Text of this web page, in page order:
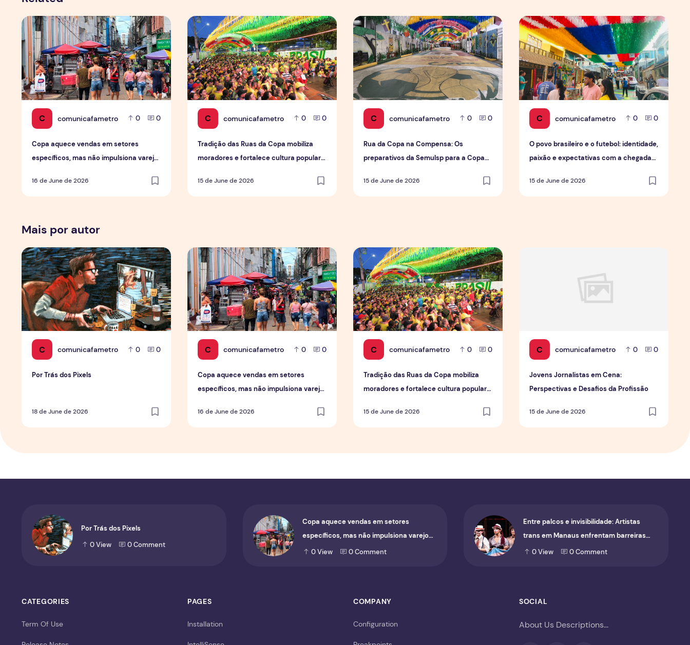
C comunicafametro 0 0
Copa aquece vendas em setores
específicos, mas não impulsiona varejo
16 de June de 2026
Copa aquece vendas em setores específicos, mas não impulsiona varejo de forma geral
C comunicafametro 0 0
Tradição das Ruas da Copa mobiliza
moradores e fortalece cultura popular
15 de June de 2026
Tradição das Ruas da Copa mobiliza moradores e fortalece cultura popular em Manaus
C comunicafametro 0 0
Rua da Copa na Compensa: Os
preparativos da Semulsp para a Copa
15 de June de 2026
Rua da Copa na Compensa: Os preparativos da Semulsp para a Copa do Mundo
C comunicafametro 0 0
O povo brasileiro e o futebol: identidade,
paixão e expectativas com a chegada
15 de June de 2026
O povo brasileiro e o futebol: identidade,
Mais por autor
C comunicafametro 0 0
Por Trás dos Pixels
18 de June de 2026
Por Trás dos Pixels
C comunicafametro 0 0
Copa aquece vendas em setores
específicos, mas não impulsiona varejo
16 de June de 2026
Copa aquece vendas em setores específicos, mas não impulsiona varejo de forma geral
C comunicafametro 0 0
Tradição das Ruas da Copa mobiliza
moradores e fortalece cultura popular
15 de June de 2026
Tradição das Ruas da Copa mobiliza moradores e fortalece cultura popular em Manaus
C comunicafametro 0 0
Jovens Jornalistas em Cena:
Perspectivas e Desafios da Profissão
15 de June de 2026
Por Trás dos Pixels
0View 0Comment
Copa aquece vendas em setores
específicos, mas não impulsiona varejo
de forma geral
0View 0Comment
Entre palcos e invisibilidade: Artistas
trans em Manaus enfrentam barreiras
para ocupar o cenário cultural
0View 0Comment
CATEGORIES
Term Of Use
PAGES
Installation
COMPANY
Configuration
SOCIAL
About Us Descriptions...